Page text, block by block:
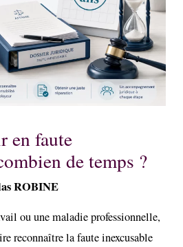
en faute
de temps ?
ROBINE
ou une maladie professionnelle,
reconnaître la faute inexcusable